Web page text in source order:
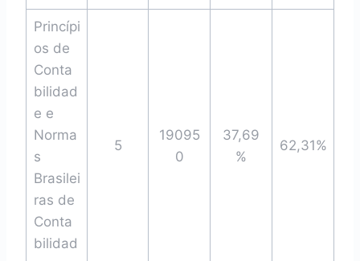
Princípi
os de
Conta
bilidad
e e
Norma
s
Brasilei
ras de
Conta
bilidad
5
19095
0
37,69
%
62,31%